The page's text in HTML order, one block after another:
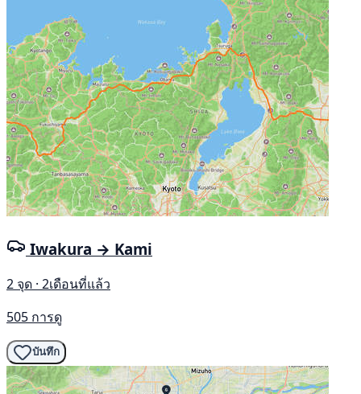
Iwakura → Kami
2 จุด · 2เดือนที่แล้ว
505 การดู
บันทึก